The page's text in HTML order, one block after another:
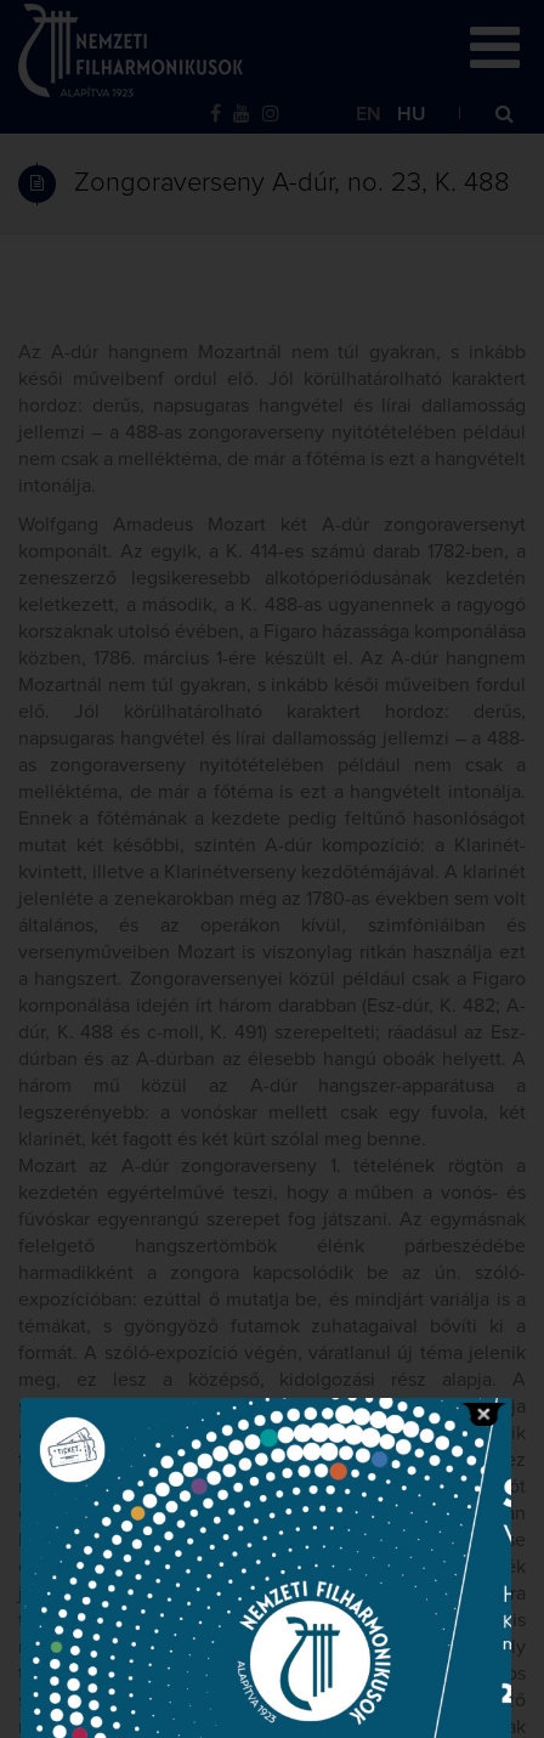
EN HU
Zongoraverseny A-dúr, no. 23, K. 488
Az A-dúr hangnem Mozartnál nem túl gyakran, s inkább
késői műveibenf ordul elő. Jól körülhatárolható karaktert
hordoz: derűs, napsugaras hangvétel és lírai dallamosság
jellemzi – a 488-as zongoraverseny nyitótételében például
nem csak a melléktéma, de már a főtéma is ezt a hangvételt
intonálja.
Wolfgang Amadeus Mozart két A-dúr zongoraversenyt
komponált. Az egyik, a K. 414-es számú darab 1782-ben, a
zeneszerző legsikeresebb alkotóperiódusának kezdetén
keletkezett, a második, a K. 488-as ugyanennek a ragyogó
korszaknak utolsó évében, a Figaro házassága komponálása
közben, 1786. március 1-ére készült el. Az A-dúr hangnem
Mozartnál nem túl gyakran, s inkább késői műveiben fordul
elő. Jól körülhatárolható karaktert hordoz: derűs,
napsugaras hangvétel és lírai dallamosság jellemzi – a 488-
as zongoraverseny nyitótételében például nem csak a
melléktéma, de már a főtéma is ezt a hangvételt intonálja.
Ennek a főtémának a kezdete pedig feltűnő hasonlóságot
mutat két későbbi, szintén A-dúr kompozíció: a Klarinét-
kvintett, illetve a Klarinétverseny kezdőtémájával. A klarinét
jelenléte a zenekarokban még az 1780-as években sem volt
általános, és az operákon kívül, szimfóniáiban és
versenyműveiben Mozart is viszonylag ritkán használja ezt
a hangszert. Zongoraversenyei közül például csak a Figaro
komponálása idején írt három darabban (Esz-dúr, K. 482; A-
dúr, K. 488 és c-moll, K. 491) szerepelteti; ráadásul az Esz-
dúrban és az A-dúrban az élesebb hangú oboák helyett. A
három mű közül az A-dúr hangszer-apparátusa a
legszerényebb: a vonóskar mellett csak egy fuvola, két
klarinét, két fagott és két kürt szólal meg benne.
Mozart az A-dúr zongoraverseny 1. tételének rögtön a
kezdetén egyértelművé teszi, hogy a műben a vonós- és
fúvóskar egyenrangú szerepet fog játszani. Az egymásnak
felelgető hangszertömbök élénk párbeszédébe
harmadikként a zongora kapcsolódik be az ún. szóló-
expozícióban: ezúttal ő mutatja be, és mindjárt variálja is a
témákat, s gyöngyöző futamok zuhatagaival bővíti ki a
formát. A szóló-expozíció végén, váratlanul új téma jelenik
meg, ez lesz a középső, kidolgozási rész alapja. A
szonátaforma harmadik nagy szakasza, a repríz összevonja
a két expozíciót, s hosszabban elidőz ennél a harmadik
témánál. A tétel utolsó meglepetése az A-dúr karakterhez
remekül illő, halk befejezés. Az utána következő Adagiót
egy ritka hangnemben, a sötét tónusú fisz-mollban
komponálta meg Mozart. A tétel 6/8-ban ringatódzó lejtése
és pontozott siciliano-ritmusai a pasztorális, idilli zenék
jellegzetes kellékei – ám ezúttal többről van szó: a zongora
töprengő, magányos monológjának egyszerűségében is
nagyon kifejező dallamossága mélységesen komoly
tartalmat közvetít, melynek megjelenítésében fontos
szerepet játszanak a zongoraszólamra mindvégig jellemző
nagy hangköz ugrások. Ahangvétel komolyságát csak